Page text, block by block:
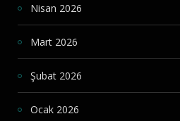
Nisan 2026
Mart 2026
Şubat 2026
Ocak 2026